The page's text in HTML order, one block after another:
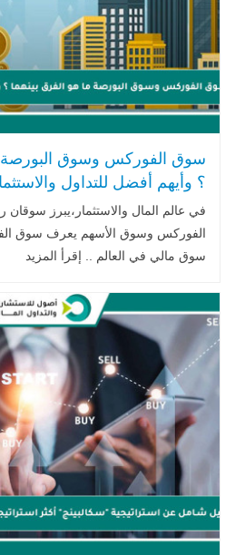
سوق الفوركس وسوق البورصة
؟ وأيهم أفضل للتداول
في عالم المال والاستثمار،يبرز
الفوركس وسوق الأسهم يعرف سوق
سوق مالي في العالم .. إقرأ المزيد